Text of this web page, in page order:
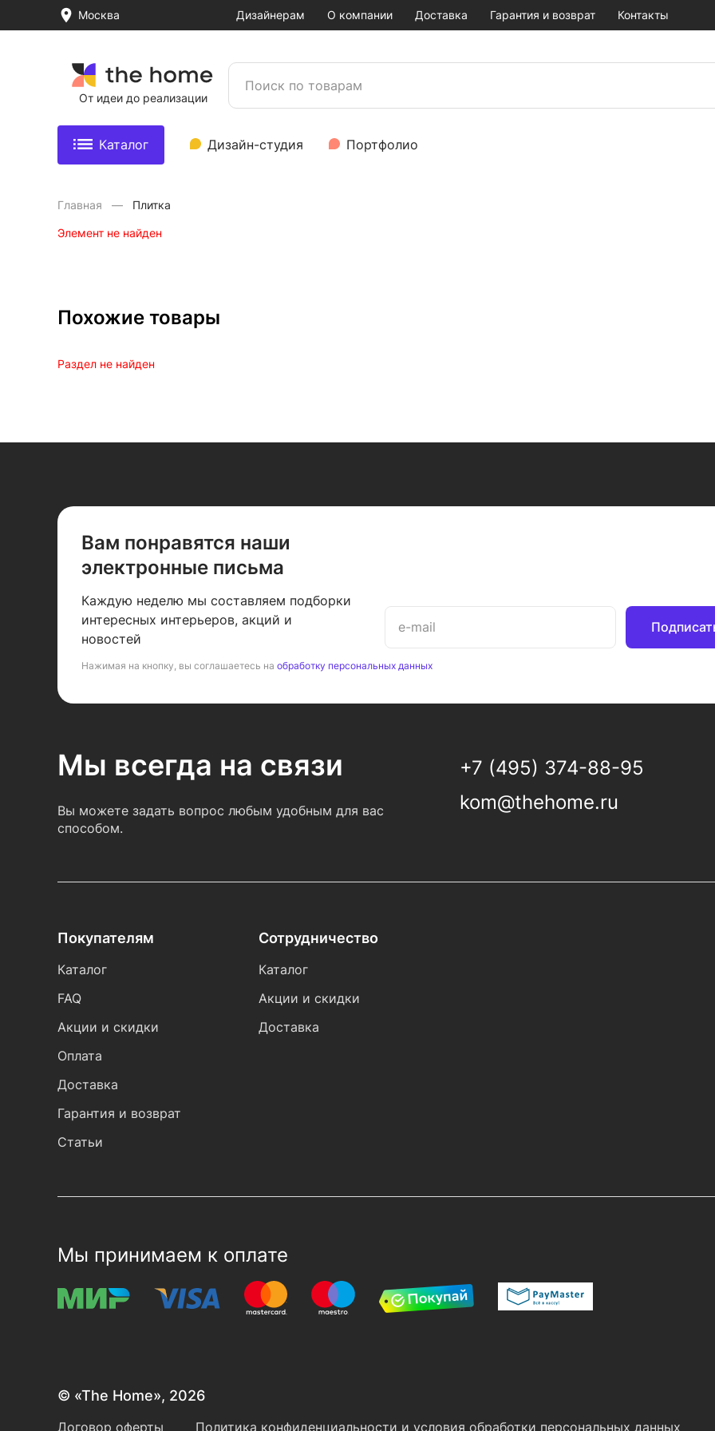
Москва Дизайнерам О компании Доставка Гарантия и возврат Контакты
От идеи до реализации
Каталог Дизайн-студия Портфолио
Главная Плитка
Элемент не найден
Похожие товары
Раздел не найден
Вам понравятся наши
электронные письма
Каждую неделю мы составляем подборки
интересных интерьеров, акций и
новостей
Нажимая на кнопку, вы соглашаетесь на обработку персональных данных
Мы всегда на связи
Вы можете задать вопрос любым удобным для вас
способом.
+7 (495) 374-88-95
kom@thehome.ru
Покупателям
Каталог
FAQ
Акции и скидки
Оплата
Доставка
Гарантия и возврат
Статьи
Сотрудничество
Каталог
Акции и скидки
Доставка
Мы принимаем к оплате
© «The Home», 2026
Договор оферты Политика конфиденциальности и условия обработки персональных данных